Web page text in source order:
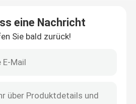
eine Nachricht
Sie bald zurück!